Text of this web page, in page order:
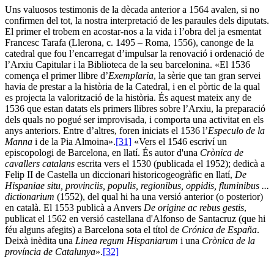
Uns valuosos testimonis de la dècada anterior a 1564 avalen, si no
confirmen del tot, la nostra interpretació de les paraules dels diputats.
El primer el trobem en acostar-nos a la vida i l’obra del ja esmentat
Francesc Tarafa (Llerona, c. 1495 – Roma, 1556), canonge de la
catedral que fou l’encarregat d’impulsar la renovació i ordenació de
l’Arxiu Capitular i la Biblioteca de la seu barcelonina. «El 1536
comença el primer llibre d’Exemplaria, la sèrie que tan gran servei
havia de prestar a la història de la Catedral, i en el pòrtic de la qual
es projecta la valorització de la història. És aquest mateix any de
1536 que estan datats els primers llibres sobre l’Arxiu, la preparació
dels quals no pogué ser improvisada, i comporta una activitat en els
anys anteriors. Entre d’altres, foren iniciats el 1536 l’Especulo de la
Manna i de la Pia Almoina».[31] «Vers el 1546 escriví un
episcopologi de Barcelona, en llatí. És autor d'una Crònica de
cavallers catalans escrita vers el 1530 (publicada el 1952); dedicà a
Felip II de Castella un diccionari historicogeogràfic en llatí, De
Hispaniae situ, provinciis, populis, regionibus, oppidis, fluminibus ...
dictionarium (1552), del qual hi ha una versió anterior (o posterior)
en català. El 1553 publicà a Anvers De origine ac rebus gestis,
publicat el 1562 en versió castellana d'Alfonso de Santacruz (que hi
féu alguns afegits) a Barcelona sota el títol de Crónica de España.
Deixà inèdita una Linea regum Hispaniarum i una Crònica de la
província de Catalunya».[32]